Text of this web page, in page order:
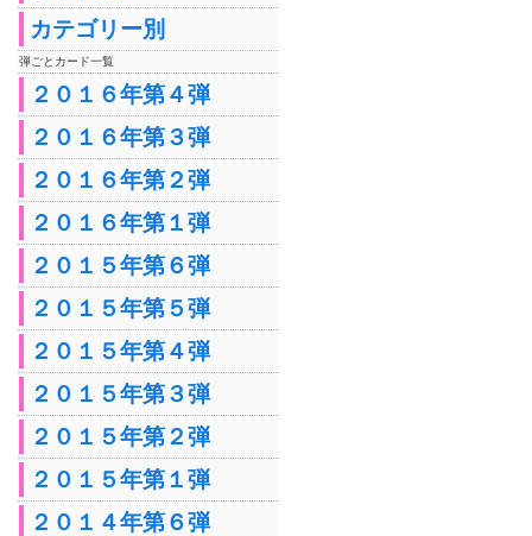
カテゴリー別
弾ごとカード一覧
２０１６年第４弾
２０１６年第３弾
２０１６年第２弾
２０１６年第１弾
２０１５年第６弾
２０１５年第５弾
２０１５年第４弾
２０１５年第３弾
２０１５年第２弾
２０１５年第１弾
２０１４年第６弾